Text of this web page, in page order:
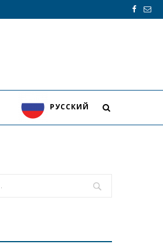
PУССКИЙ